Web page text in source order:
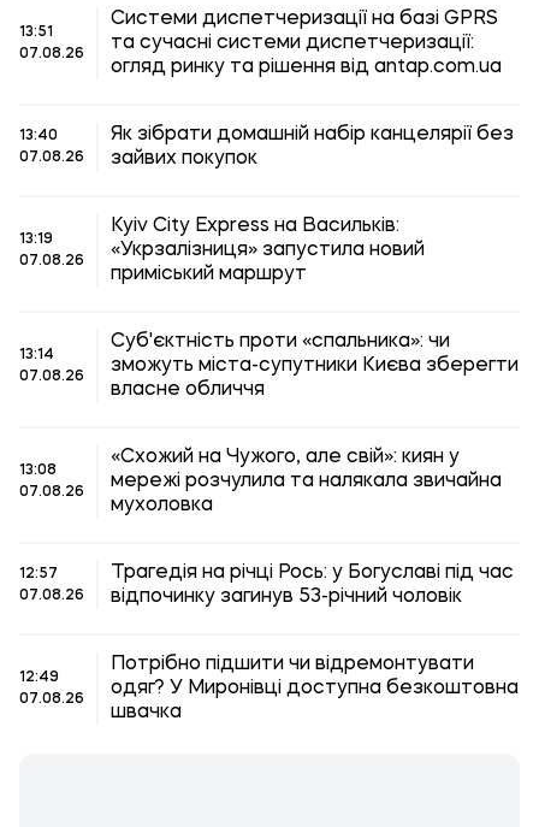
13:51
07.08.26
Системи диспетчеризації на базі GPRS
та сучасні системи диспетчеризації:
огляд ринку та рішення від antap.com.ua
13:40
07.08.26
Як зібрати домашній набір канцелярії без
зайвих покупок
13:19
07.08.26
Kyiv City Express на Васильків:
«Укрзалізниця» запустила новий
приміський маршрут
13:14
07.08.26
Суб'єктність проти «спальника»: чи
зможуть міста-супутники Києва зберегти
власне обличчя
13:08
07.08.26
«Схожий на Чужого, але свій»: киян у
мережі розчулила та налякала звичайна
мухоловка
12:57
07.08.26
Трагедія на річці Рось: у Богуславі під час
відпочинку загинув 53-річний чоловік
12:49
07.08.26
Потрібно підшити чи відремонтувати
одяг? У Миронівці доступна безкоштовна
швачка